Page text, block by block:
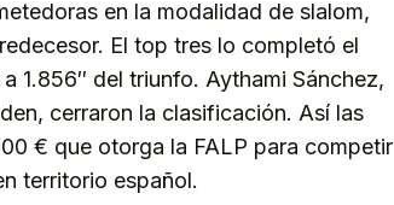
en la modalidad de slalom,
El top tres lo completó el
1.856″ del triunfo. Aythami Sánchez,
cerraron la clasificación. Así las
€ que otorga la FALP para competir
territorio español.